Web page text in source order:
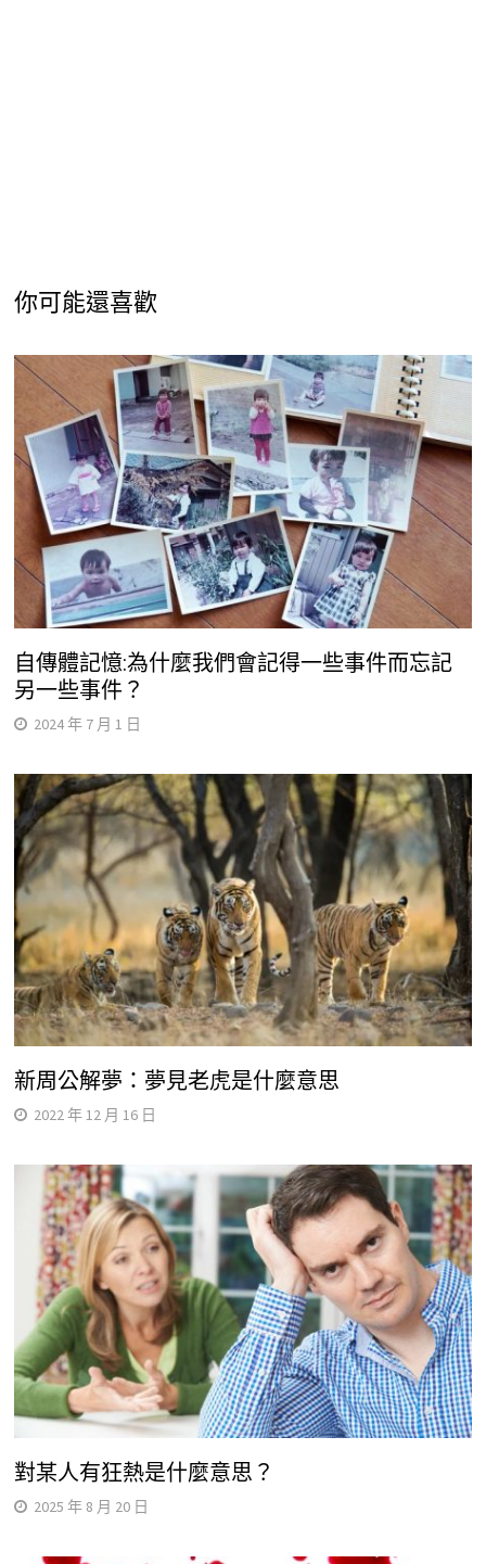
你可能還喜歡
自傳體記憶:為什麼我們會記得一些事件而忘記
另一些事件？
2024 年 7 月 1 日
新周公解夢：夢見老虎是什麼意思
2022 年 12 月 16 日
對某人有狂熱是什麼意思？
2025 年 8 月 20 日